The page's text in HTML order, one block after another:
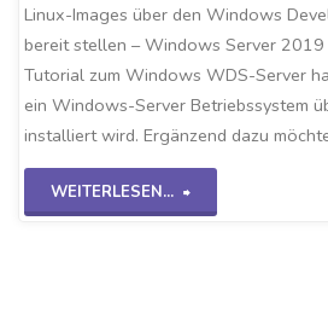
Linux-Images über den Windows
bereit stellen – Windows Server 2019
Tutorial zum Windows WDS-Server
ein Windows-Server Betriebssystem
installiert wird. Ergänzend dazu
WEITERLESEN...
"Linux-